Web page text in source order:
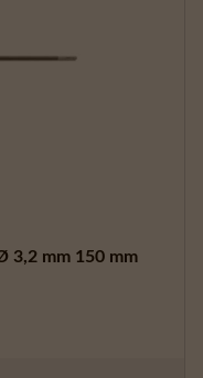
3,2 mm 150 mm